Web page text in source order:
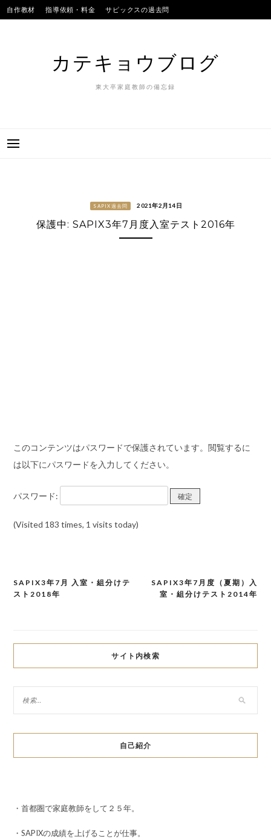
Skip
to
自作教材 指導依頼・料金 サピックスの過去問
カテキョウブログ
東大卒家庭教師の備忘録
SAPIX過去問 2021年2月14日
保護中: SAPIX3年7月度入室テスト2016年
このコンテンツはパスワードで保護されています。閲覧するに
は以下にパスワードを入力してください。
パスワード:
(Visited 183 times, 1 visits today)
投
ビ
ゲ
ー
シ
ョ
SAPIX3年7月度（夏期）入
室・組分けテスト2014年
SAPIX3年7月 入室・組分けテ
スト2018年
サイト内検索
自己紹介
・首都圏で家庭教師をして２５年。
・SAPIXの成績を上げることが仕事。